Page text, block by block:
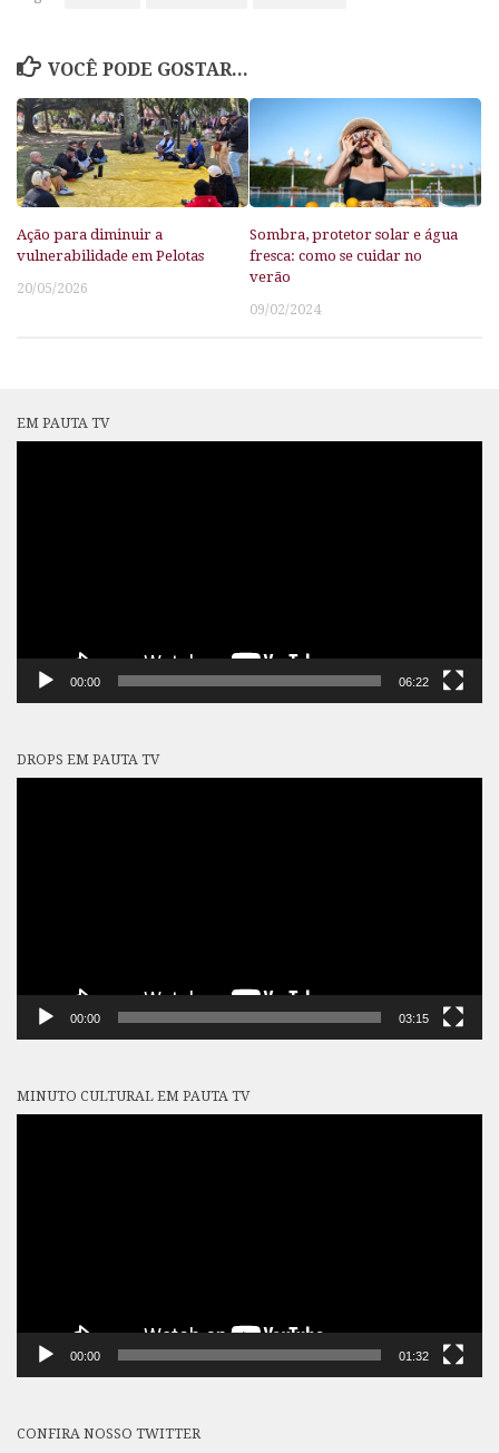
VOCÊ PODE GOSTAR...
Ação para diminuir a
vulnerabilidade em Pelotas
20/05/2026
Sombra, protetor solar e água
fresca: como se cuidar no
verão
09/02/2024
EM PAUTA TV
00:00 06:22
DROPS EM PAUTA TV
00:00 03:15
MINUTO CULTURAL EM PAUTA TV
00:00 01:32
CONFIRA NOSSO TWITTER